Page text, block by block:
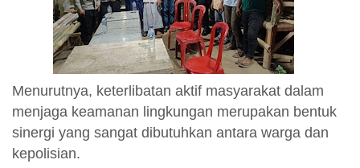
Menurutnya, keterlibatan aktif masyarakat dalam
menjaga keamanan lingkungan merupakan bentuk
sinergi yang sangat dibutuhkan antara warga dan
kepolisian.